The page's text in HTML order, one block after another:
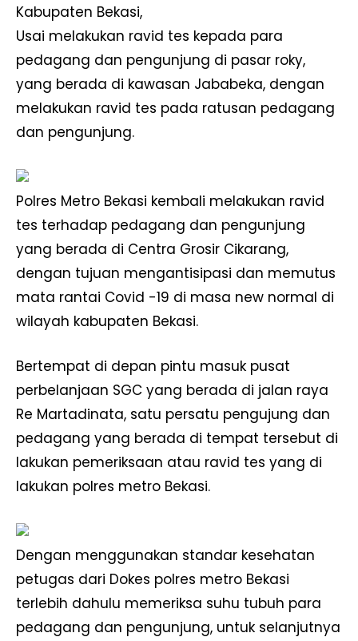
Kabupaten Bekasi,
Usai melakukan ravid tes kepada para
pedagang dan pengunjung di pasar roky,
yang berada di kawasan Jababeka, dengan
melakukan ravid tes pada ratusan pedagang
dan pengunjung.
Polres Metro Bekasi kembali melakukan ravid
tes terhadap pedagang dan pengunjung
yang berada di Centra Grosir Cikarang,
dengan tujuan mengantisipasi dan memutus
mata rantai Covid -19 di masa new normal di
wilayah kabupaten Bekasi.
Bertempat di depan pintu masuk pusat
perbelanjaan SGC yang berada di jalan raya
Re Martadinata, satu persatu pengujung dan
pedagang yang berada di tempat tersebut di
lakukan pemeriksaan atau ravid tes yang di
lakukan polres metro Bekasi.
Dengan menggunakan standar kesehatan
petugas dari Dokes polres metro Bekasi
terlebih dahulu memeriksa suhu tubuh para
pedagang dan pengunjung, untuk selanjutnya